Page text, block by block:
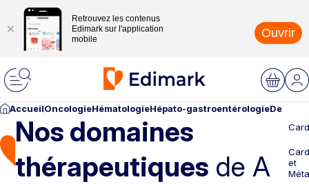
Retrouvez les contenus
Edimark sur l'application
mobile
Ouvrir
AccueilOncologieHématologieHépato-gastroentérologie
Nos domaines
thérapeutiques de A
et